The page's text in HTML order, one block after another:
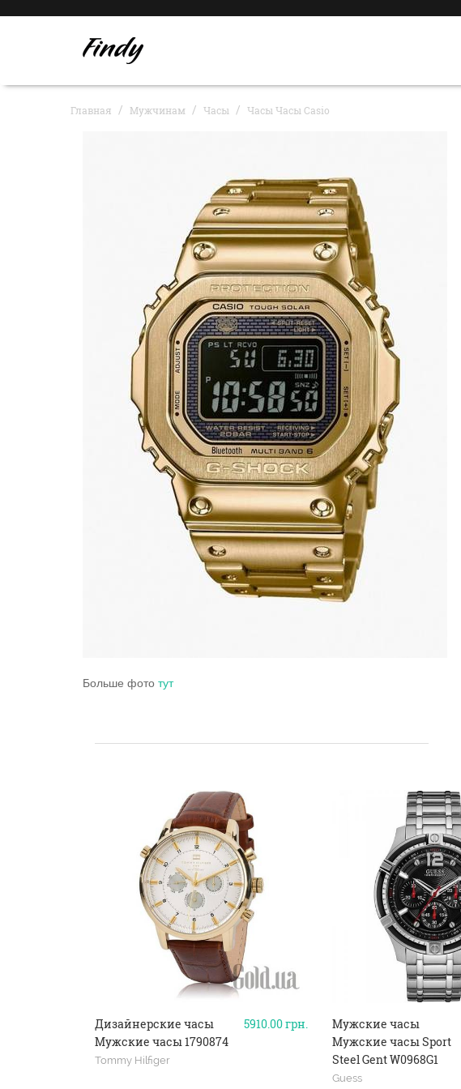
Главная Мужчинам Часы Часы Часы Casio
Больше фото тут
5910.00грн.
Дизайнерские часы
Мужские часы 1790874
Tommy Hilfiger
Мужские часы
Мужские часы Sport
Steel Gent W0968G1
Guess